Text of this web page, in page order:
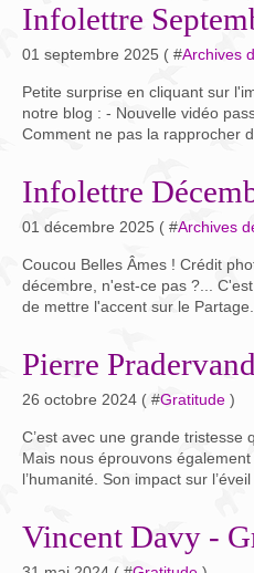
Infolettre
01 septembre 2025 ( #Archives
Petite surprise en cliquant sur
notre blog : - Nouvelle vidéo
Comment ne pas la rapprocher
Infolettre
01 décembre 2025 ( #Archives
Coucou Belles Âmes ! Crédit
décembre, n'est-ce pas ?...
de mettre l'accent sur le
Pierre
26 octobre 2024 ( #Gratitude )
C’est avec une grande
Mais nous éprouvons
l’humanité. Son impact sur
Vincent Davy -